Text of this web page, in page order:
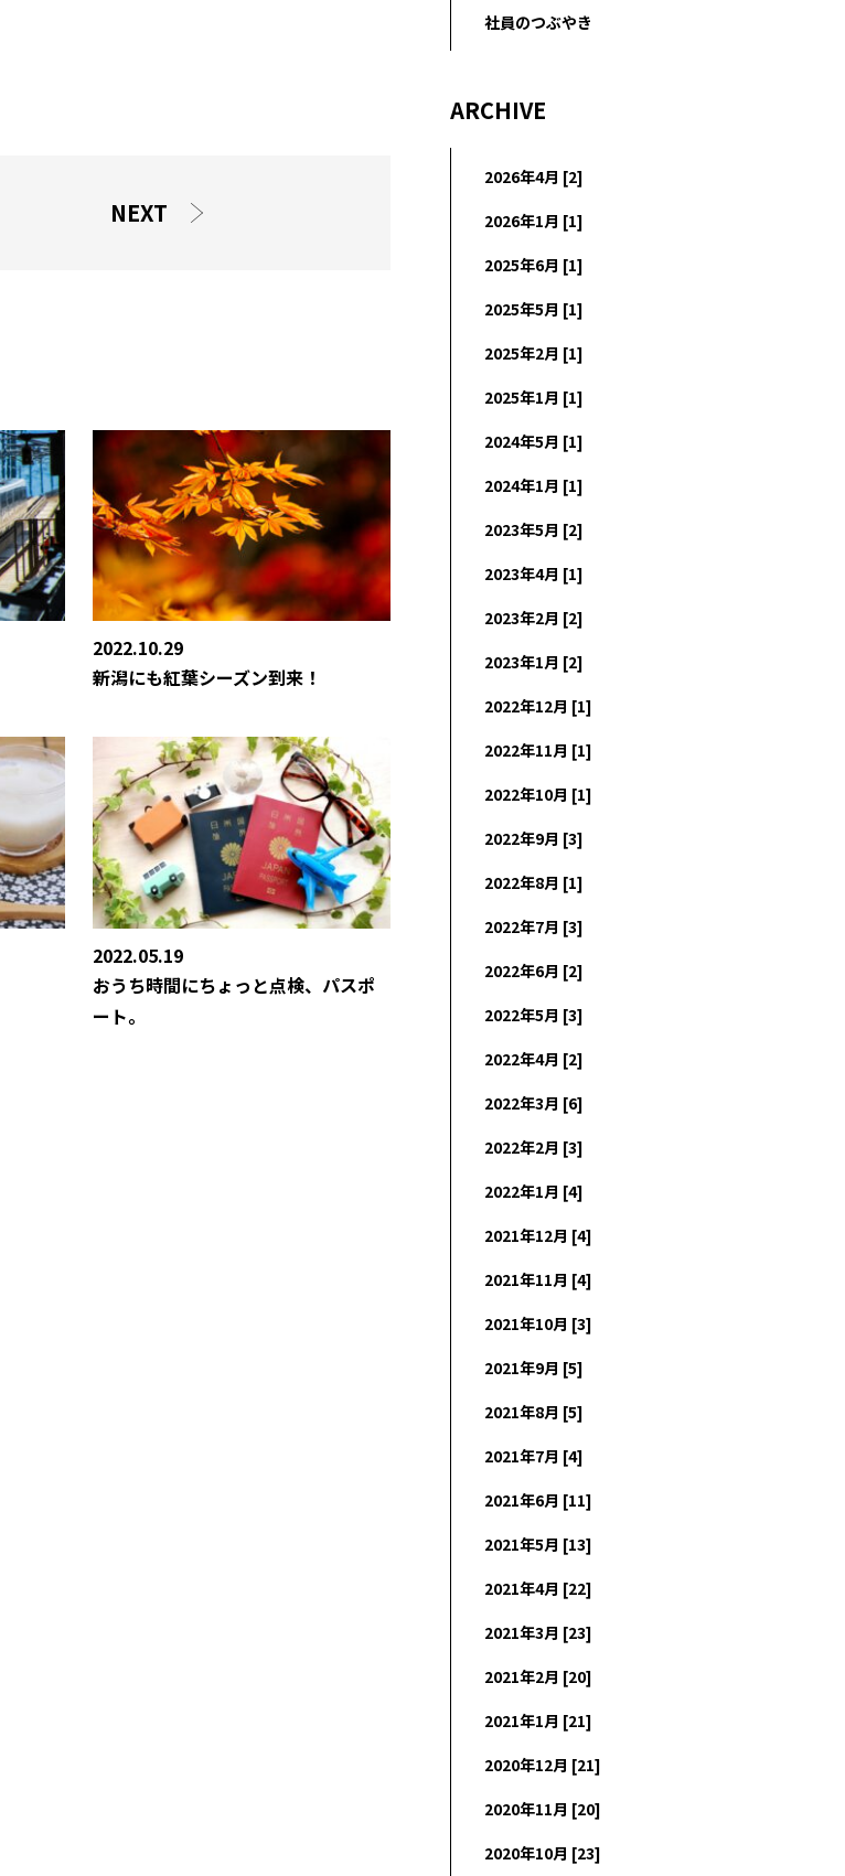
NEXT
2022.10.29
新潟にも紅葉シーズン到来！
2022.05.19
おうち時間にちょっと点検、パスポ
ート。
社員のつぶやき
ARCHIVE
2026年4月 [2]
2026年1月 [1]
2025年6月 [1]
2025年5月 [1]
2025年2月 [1]
2025年1月 [1]
2024年5月 [1]
2024年1月 [1]
2023年5月 [2]
2023年4月 [1]
2023年2月 [2]
2023年1月 [2]
2022年12月 [1]
2022年11月 [1]
2022年10月 [1]
2022年9月 [3]
2022年8月 [1]
2022年7月 [3]
2022年6月 [2]
2022年5月 [3]
2022年4月 [2]
2022年3月 [6]
2022年2月 [3]
2022年1月 [4]
2021年12月 [4]
2021年11月 [4]
2021年10月 [3]
2021年9月 [5]
2021年8月 [5]
2021年7月 [4]
2021年6月 [11]
2021年5月 [13]
2021年4月 [22]
2021年3月 [23]
2021年2月 [20]
2021年1月 [21]
2020年12月 [21]
2020年11月 [20]
2020年10月 [23]